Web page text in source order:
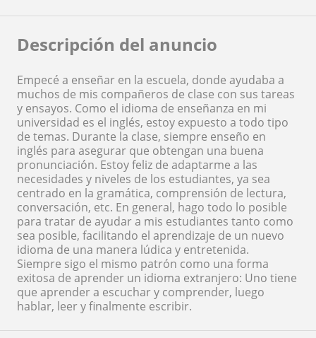
Descripción del anuncio
Empecé a enseñar en la escuela, donde ayudaba a
muchos de mis compañeros de clase con sus tareas
y ensayos. Como el idioma de enseñanza en mi
universidad es el inglés, estoy expuesto a todo tipo
de temas. Durante la clase, siempre enseño en
inglés para asegurar que obtengan una buena
pronunciación. Estoy feliz de adaptarme a las
necesidades y niveles de los estudiantes, ya sea
centrado en la gramática, comprensión de lectura,
conversación, etc. En general, hago todo lo posible
para tratar de ayudar a mis estudiantes tanto como
sea posible, facilitando el aprendizaje de un nuevo
idioma de una manera lúdica y entretenida.
Siempre sigo el mismo patrón como una forma
exitosa de aprender un idioma extranjero: Uno tiene
que aprender a escuchar y comprender, luego
hablar, leer y finalmente escribir.